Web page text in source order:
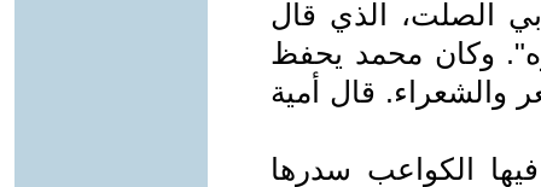
الصلت، الذي قال
وكان محمد يحفظ
والشعراء. قال أمية
الكواعب سدرها